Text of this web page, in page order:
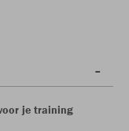
je training